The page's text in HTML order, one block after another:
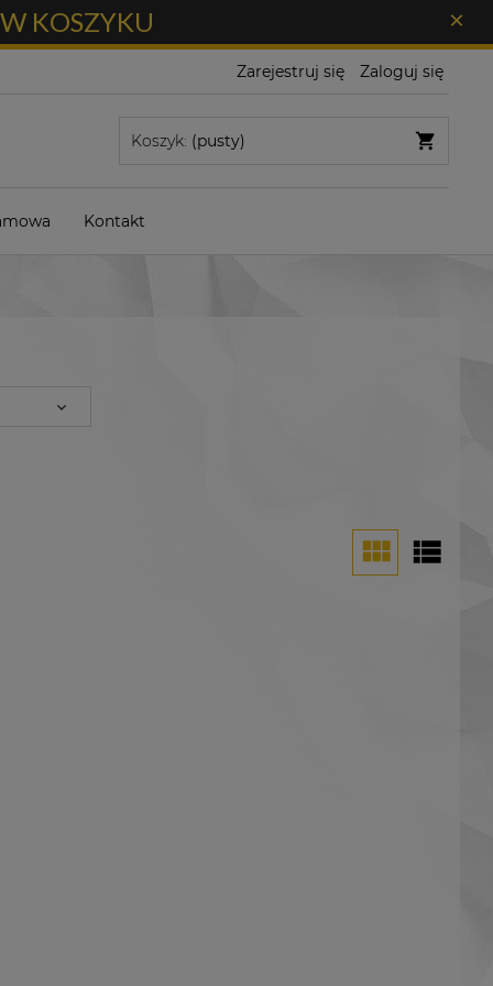
KOSZYKU ×
Zarejestruj się Zaloguj się
Koszyk: (pusty)
Kontakt